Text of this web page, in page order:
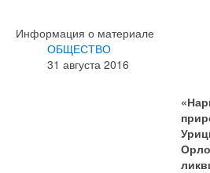
Информация о материале
ОБЩЕСТВО
31 августа 2016